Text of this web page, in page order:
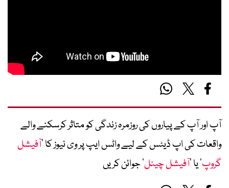
آپ اور آپ کے پیاروں کی روزمرہ زندگی کو متاثر کرسکنے والے
واقعات کی اپ ڈیٹس کے لیے واٹس ایپ پر وی نیوز کا ’آفیشل
گروپ‘ یا ’آفیشل چینل‘ جوائن کریں